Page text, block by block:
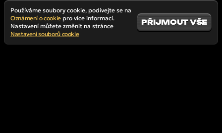
Používáme soubory cookie, podívejte se na
Oznámení o cookiepro více informací.
Nastavení můžete změnit na stránce
Nastavení souborů cookie
PŘIJMOUT VŠE